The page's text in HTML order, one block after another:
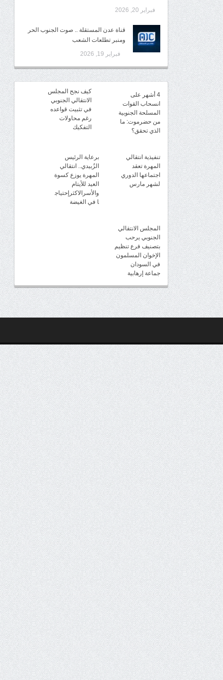
فبراير 20, 2026
قناة عدن المستقلة .. صوت الجنوب الحر
ومنبر تطلعات الشعب
فبراير 19, 2026
4 أشهر على
انسحاب القوات
المسلحة الجنوبية
من حضرموت: ما
الذي تحقق؟
كيف نجح المجلس
الانتقالي الجنوبي
في تثبيت قواعده
رغم محاولات
التفكيك
تنفيذية انتقالي
المهرة تعقد
اجتماعها الدوري
لشهر مارس
برعاية الرئيس
الزُبيدي.. انتقالي
المهرة يوزع كسوة
العيد للأيتام
والأسرالاكثرإحتياج
ا في الغيضة
المجلس الانتقالي
الجنوبي يرحب
بتصنيف فرع تنظيم
الإخوان المسلمون
في السودان
جماعة إرهابية